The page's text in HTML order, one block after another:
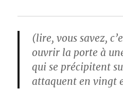
(lire, vous savez,
ouvrir la porte à
qui se précipitent
attaquent en vingt